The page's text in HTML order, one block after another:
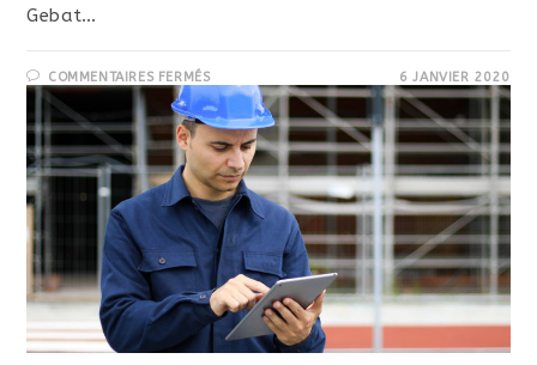
Gebat…
COMMENTAIRES FERMÉSSUR
OPTIMISEZ
LA
PLANIFICATION
DE
VOS
CHANTIERS
SUR
PC,
MOBILE
OU
TABLETTE
AVEC
GEBAT
PLANNING
!
6 JANVIER 2020